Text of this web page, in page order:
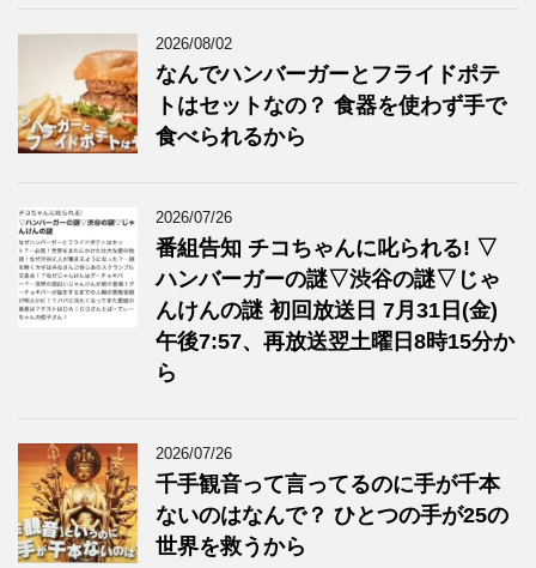
2026/08/02
なんでハンバーガーとフライドポテ
トはセットなの？ 食器を使わず手で
食べられるから
2026/07/26
番組告知 チコちゃんに叱られる! ▽
ハンバーガーの謎▽渋谷の謎▽じゃ
んけんの謎 初回放送日 7月31日(金)
午後7:57、再放送翌土曜日8時15分か
ら
2026/07/26
千手観音って言ってるのに手が千本
ないのはなんで？ ひとつの手が25の
世界を救うから